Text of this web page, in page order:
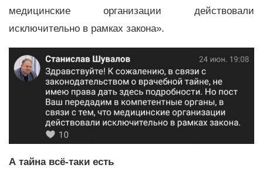
медицинские организации действовали
исключительно в рамках закона».
А тайна всё-таки есть